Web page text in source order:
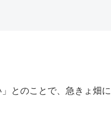
とのことで、急きょ畑に